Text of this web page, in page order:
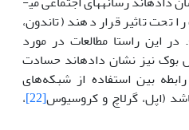
تحت تاثیر قرار دهند (تاندون،
در این راستا مطالعات در مورد
بوک نیز نشان داده­اند حسادت
بین استفاده از شبکه‌های
(اپل، گرلاچ و کروسیوس[22]
،